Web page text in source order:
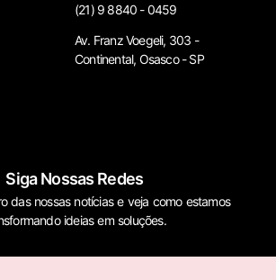
(21) 9 8840 - 0459
Av. Franz Voegeli, 303 -
Continental, Osasco - SP
Siga Nossas Redes
das nossas notícias e veja como estamos
ideias em soluções.